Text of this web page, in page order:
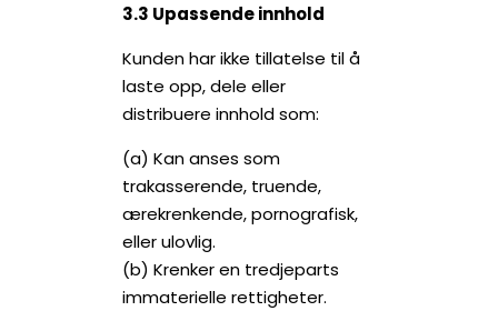
3.3 Upassende innhold
Kunden har ikke tillatelse til å
laste opp, dele eller
distribuere innhold som:
(a) Kan anses som
trakasserende, truende,
ærekrenkende, pornografisk,
eller ulovlig.
(b) Krenker en tredjeparts
immaterielle rettigheter.